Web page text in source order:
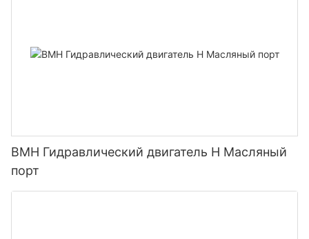
BMH Гидравлический двигатель H Масляный
порт